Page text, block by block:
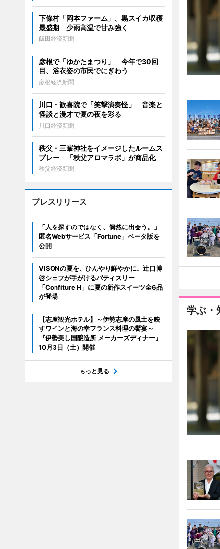
学ぶ・
下條村「岡本ファーム」、黒スイカ収穫
最盛期 少雨高温で甘み強く
飯田経済新聞
彦根で「ゆかたまつり」 今年で30回
目、浴衣姿の市民でにぎわう
彦根経済新聞
川口・歓喜院で「笑撃演奏怪」 音楽と
怪談と漫才で夏の夜を彩る
川口経済新聞
秩父・三峯神社をイメージしたルームス
プレー 「秩父アロマラボ」が商品化
秩父経済新聞
プレスリリース
「人を探すのではなく、偶然に出会う。」
匿名Webサービス「Fortune」ベータ版を
公開
VISONの夏を、ひんやり鮮やかに。辻口博
啓シェフが手がけるパティスリー
「Confiture H」に夏の新作スイーツ全6品
が登場
【志摩観光ホテル】～伊勢志摩の風土を映
すワインと海の幸フランス料理の饗宴～
『伊勢美し国醸造所 メーカーズディナー』
10月3日（土）開催
もっと見る